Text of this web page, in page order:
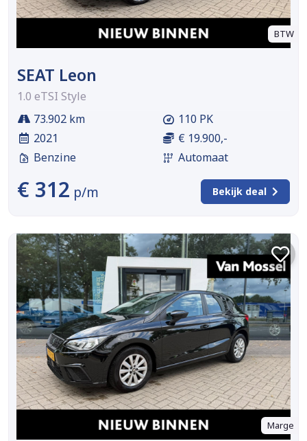
BTW
SEAT Leon
1.0 eTSI Style
73.902 km
2021
Benzine
110 PK
€ 19.900,-
Automaat
€ 312 p/m Bekijk deal
Marge